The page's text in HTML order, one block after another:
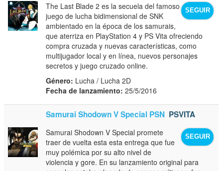
SEGUIR
The Last Blade 2 es la secuela del famoso
juego de lucha bidimensional de SNK
ambientado en la época de los samurais,
que aterriza en PlayStation 4 y PS Vita ofreciendo
compra cruzada y nuevas características, como
multijugador local y en línea, nuevos personajes
secretos y juego cruzado online.
Género: Lucha / Lucha 2D
Fecha de lanzamiento: 25/5/2016
Samurai Shodown V Special PSN PSVITA
SEGUIR
Samurai Shodown V Special promete
traer de vuelta esta esta entrega que fue
muy polémica por su alto nivel de
violencia y gore. En su lanzamiento original para